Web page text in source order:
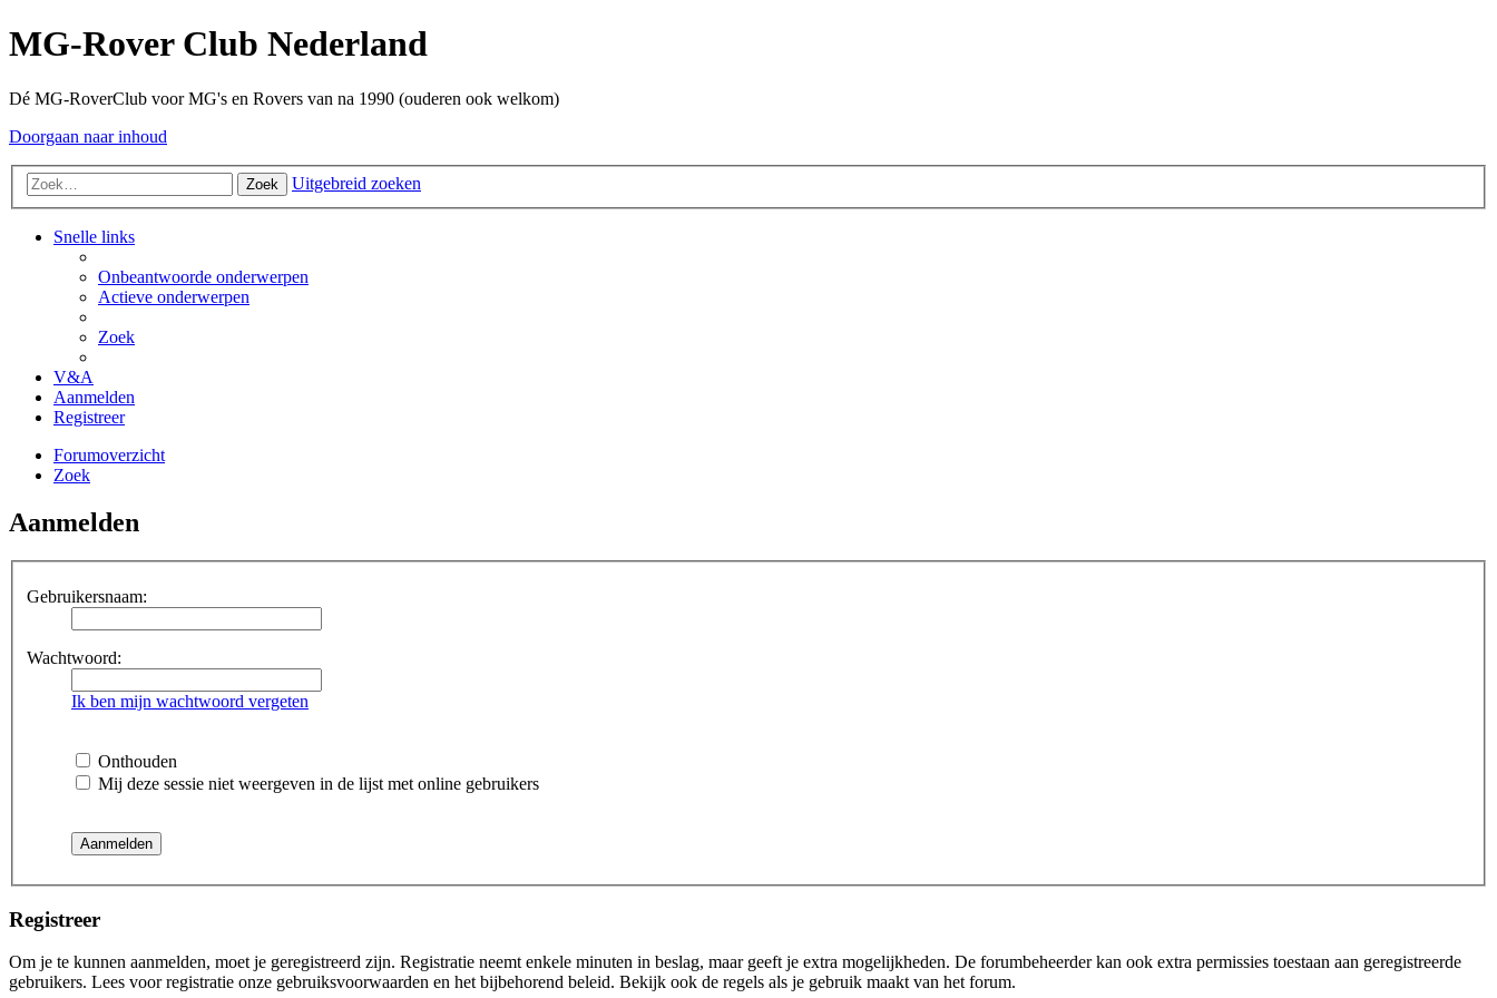
MG-Rover Club Nederland
Dé MG-RoverClub voor MG's en Rovers van na 1990 (ouderen ook welkom)
Doorgaan naar inhoud
Zoek Uitgebreid zoeken
Snelle links
Onbeantwoorde onderwerpen
Actieve onderwerpen
Zoek
V&A
Aanmelden
Registreer
Forumoverzicht
Zoek
Aanmelden
Gebruikersnaam:
Wachtwoord:
Ik ben mijn wachtwoord vergeten
Onthouden
Mij deze sessie niet weergeven in de lijst met online gebruikers
Registreer
Om je te kunnen aanmelden, moet je geregistreerd zijn. Registratie neemt enkele minuten in beslag, maar geeft je extra mogelijkheden. De forumbeheerder kan ook extra permissies toestaan aan geregistreerde
gebruikers. Lees voor registratie onze gebruiksvoorwaarden en het bijbehorend beleid. Bekijk ook de regels als je gebruik maakt van het forum.